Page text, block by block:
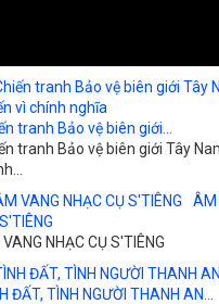
tranh Bảo vệ biên giới...
tranh Bảo vệ biên giới Tây
ÂM
NHẠC CỤ S'TIÊNG
ĐẤT, TÌNH NGƯỜI THANH AN...